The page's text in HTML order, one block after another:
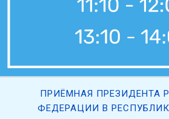
ПРИЁМНАЯ ПРЕЗИДЕНТА
ФЕДЕРАЦИИ В